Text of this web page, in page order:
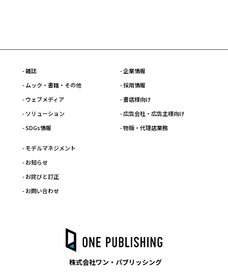
- 雑誌
- ムック・書籍・その他
- ウェブメディア
- ソリューション
- SDGs情報
- 企業情報
- 採用情報
- 書店様向け
- 広告会社・広告主様向け
- 物販・代理店業務
- モデルマネジメント
- お知らせ
- お詫びと訂正
- お問い合わせ
株式会社ワン・パブリッシング